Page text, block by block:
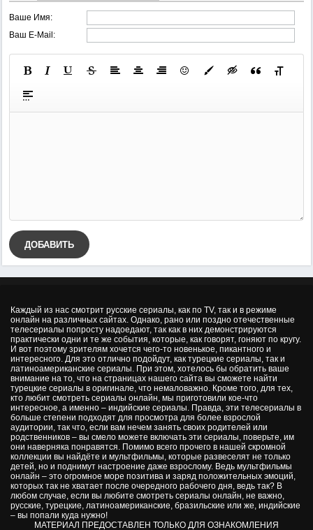
Ваше Имя:
Ваш E-Mail:
ДОБАВИТЬ
Каждый из нас смотрит русские сериалы, как по TV, так и в режиме
онлайн на различных сайтах. Однако, рано или поздно отечественные
телесериалы попросту надоедают, так как в них демонстрируются
практически одни и те же события, которые, как говорят, гоняют по кругу.
И вот поэтому зрителям хочется чего-то новенькое, пикантного и
интересного. Для это отлично подойдут, как турецкие сериалы, так и
латиноамериканские сериалы. При этом, хотелось бы обратить ваше
внимание на то, что на страницах нашего сайта вы сможете найти
турецкие сериалы в оригинале, что немаловажно. Кроме того, для тех,
кто любит смотреть сериалы онлайн, мы приготовили кое-что
интересное, а именно – индийские сериалы. Правда, эти телесериалы в
больше степени подходят для просмотра для более взрослой
аудитории, так что, если вам нечем занять своих родителей или
родственников – вы смело можете включать эти сериалы, поверьте, им
они наверняка понравятся. Помимо всего прочего в нашей скромной
коллекции вы найдёте и мультфильмы, которые развеселят не только
детей, но и поднимут настроение даже взрослому. Ведь мультфильмы
онлайн – это огромное море позитива и заряд положительных эмоций,
которых так не хватает после очередного рабочего дня, ведь так? В
любом случае, если вы любите смотреть сериалы онлайн, не важно,
русские, турецкие, латиноамериканские, бразильские или же, индийские
– вы попали куда нужно!
МАТЕРИАЛ ПРЕДОСТАВЛЕН ТОЛЬКО ДЛЯ ОЗНАКОМЛЕНИЯ